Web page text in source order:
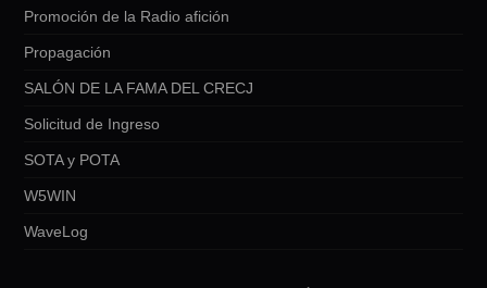
Promoción de la Radio afición
Propagación
SALÓN DE LA FAMA DEL CRECJ
Solicitud de Ingreso
SOTA y POTA
W5WIN
WaveLog